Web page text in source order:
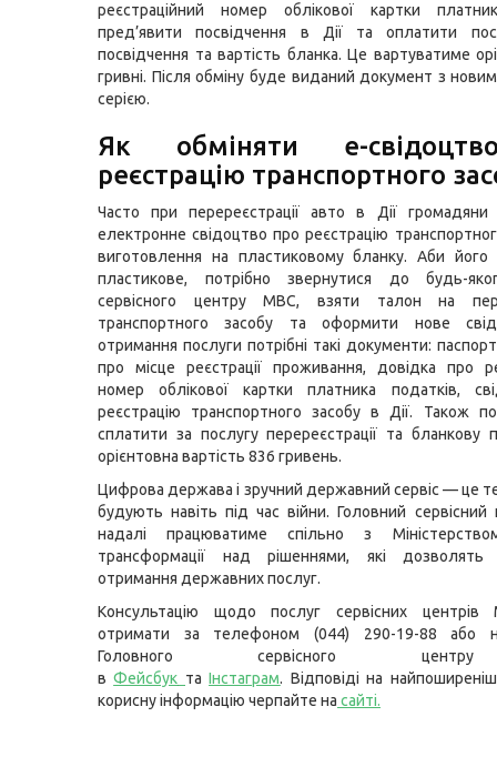
реєстраційний номер облікової картки
пред’явити посвідчення в Дії та оплатити
посвідчення та вартість бланка. Це вартуватиме
гривні. Після обміну буде виданий документ з
серією.
Як обміняти е-
реєстрацію транспортного
Часто при перереєстрації авто в Дії
електронне свідоцтво про реєстрацію
виготовлення на пластиковому бланку. Аби його
пластикове, потрібно звернутися до будь-
сервісного центру МВС, взяти талон на
транспортного засобу та оформити нове
отримання послуги потрібні такі документи:
про місце реєстрації проживання, довідка про
номер облікової картки платника податків,
реєстрацію транспортного засобу в Дії. Також
сплатити за послугу перереєстрації та бланкову
орієнтовна вартість 836 гривень.
Цифрова держава і зручний державний сервіс — це
будують навіть під час війни. Головний
надалі працюватиме спільно з
трансформації над рішеннями, які дозволять
отримання державних послуг.
Консультацію щодо послуг сервісних
отримати за телефоном (044) 290-19-88 або
Головного сервісного
вФейсбук таІнстаграм. Відповіді на
корисну інформацію черпайте на сайті.